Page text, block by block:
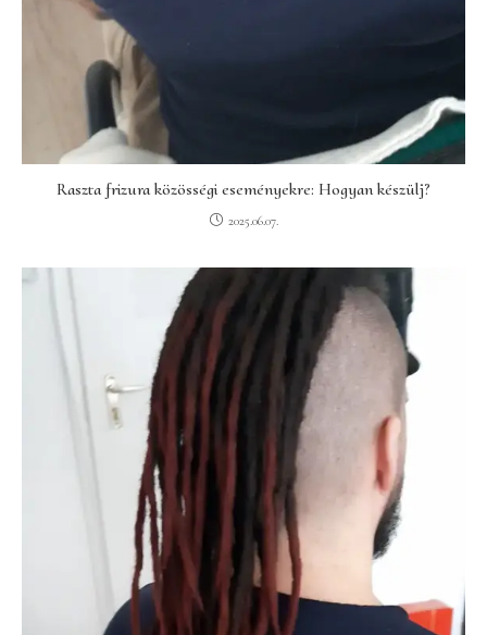
Raszta frizura közösségi eseményekre: Hogyan készülj?
2025.06.07.